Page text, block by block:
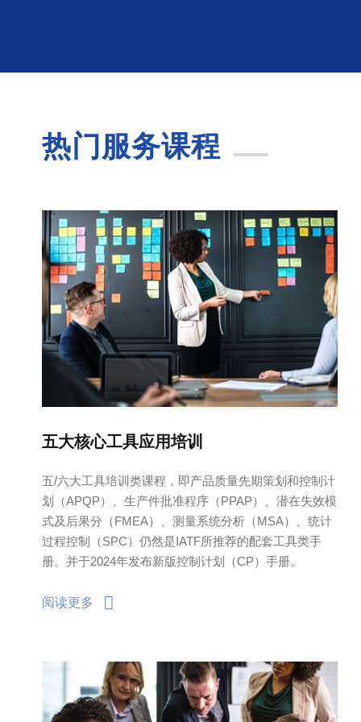
热门服务课程
五大核心工具应用培训
五/六大工具培训类课程，即产品质量先期策划和控制计
划（APQP）、生产件批准程序（PPAP）、潜在失效模
式及后果分（FMEA）、测量系统分析（MSA）、统计
过程控制（SPC）仍然是IATF所推荐的配套工具类手
册。并于2024年发布新版控制计划（CP）手册。
阅读更多